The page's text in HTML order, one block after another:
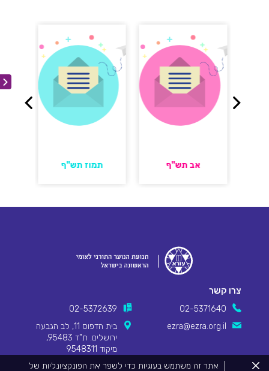
אתר זה משתמש בעוגיות כדי לשפר את הפונקציונליות של
סגור
אב תש''ף תמוז תש''ף
צרו קשר
02-5371640
02-5372639
ezra@ezra.org.il
בית הדפוס 11, לב הגבעה
ירושלים. ת"ד 95483,
מיקוד 9548311